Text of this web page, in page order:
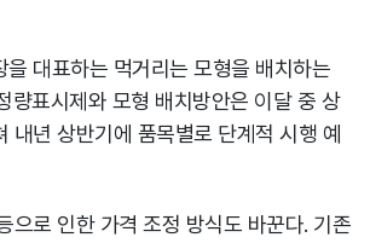
을 대표하는 먹거리는 모형을 배치하는
량표시제와 모형 배치방안은 이달 중 상
내년 상반기에 품목별로 단계적 시행 예
으로 인한 가격 조정 방식도 바꾼다. 기존